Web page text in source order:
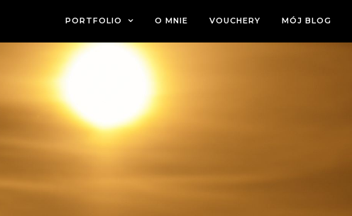
PORTFOLIO O MNIE VOUCHERY MÓJ BLOG